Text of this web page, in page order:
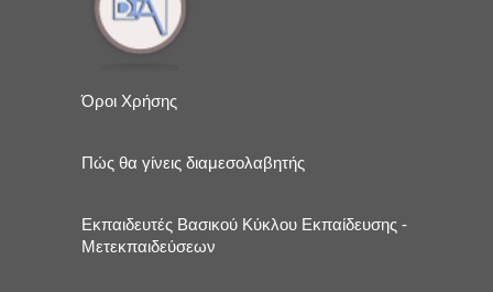
Όροι Χρήσης
Πώς θα γίνεις διαμεσολαβητής
Εκπαιδευτές Βασικού Κύκλου Εκπαίδευσης -
Μετεκπαιδεύσεων